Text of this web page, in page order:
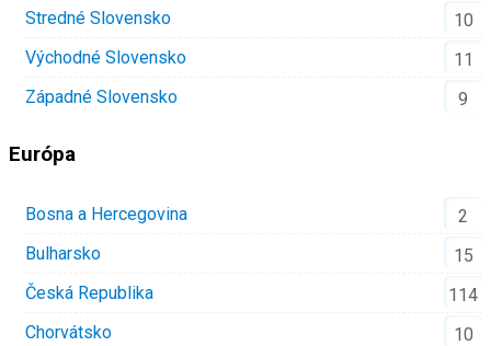
Stredné Slovensko
10
Východné Slovensko
11
Západné Slovensko
9
Európa
Bosna a Hercegovina
2
Bulharsko
15
Česká Republika
114
Chorvátsko
10